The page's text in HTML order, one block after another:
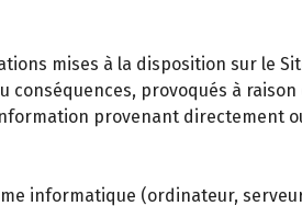
mises à la disposition sur le
provoqués à raison
provenant directement
informatique (ordinateur,